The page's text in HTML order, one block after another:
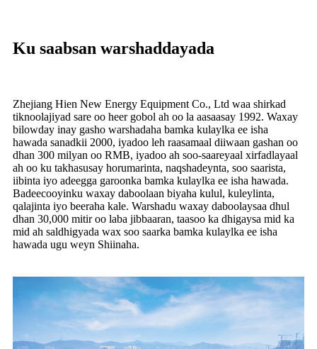
Ku saabsan warshaddayada
Zhejiang Hien New Energy Equipment Co., Ltd waa shirkad
tiknoolajiyad sare oo heer gobol ah oo la aasaasay 1992. Waxay
bilowday inay gasho warshadaha bamka kulaylka ee isha
hawada sanadkii 2000, iyadoo leh raasamaal diiwaan gashan oo
dhan 300 milyan oo RMB, iyadoo ah soo-saareyaal xirfadlayaal
ah oo ku takhasusay horumarinta, naqshadeynta, soo saarista,
iibinta iyo adeegga garoonka bamka kulaylka ee isha hawada.
Badeecooyinku waxay daboolaan biyaha kulul, kuleylinta,
qalajinta iyo beeraha kale. Warshadu waxay daboolaysaa dhul
dhan 30,000 mitir oo laba jibbaaran, taasoo ka dhigaysa mid ka
mid ah saldhigyada wax soo saarka bamka kulaylka ee isha
hawada ugu weyn Shiinaha.